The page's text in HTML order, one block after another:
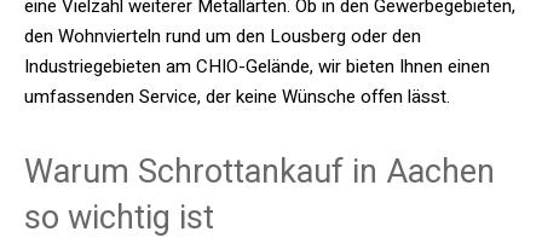
eine Vielzahl weiterer Metallarten. Ob in den Gewerbegebieten,
den Wohnvierteln rund um den Lousberg oder den
Industriegebieten am CHIO-Gelände, wir bieten Ihnen einen
umfassenden Service, der keine Wünsche offen lässt.
Warum Schrottankauf in Aachen
so wichtig ist